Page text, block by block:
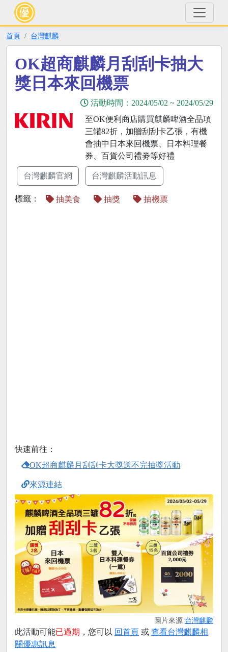
首頁 台灣麒麟
OK超商麒麟月刮刮卡抽大
獎日本來回機票
活動時間： 2024/05/02 ~ 2024/05/29
至OK便利商店購買麒麟啤酒全品項
三罐82折，加贈刮刮卡乙張，有機
會抽中日本來回機票、日本料理餐
券、百貨公司禮劵等好禮
台灣麒麟官網 台灣麒麟活動訊息
標籤： 抽美食 抽獎 抽機票
快速前往：
OK超商麒麟月刮刮卡大獎送不完抽獎活動
來源連結
圖片來源 台灣麒麟
此活動可能已過期 ，您可以 回首頁 或 查看台灣麒麟相
關優惠訊息